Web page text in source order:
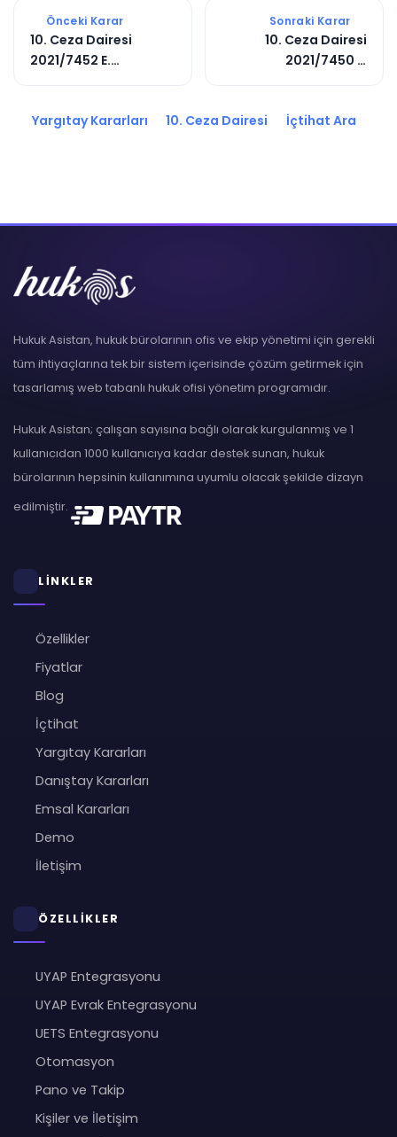
Önceki Karar
10. Ceza Dairesi
2021/7452 E.
Sonraki Karar
10. Ceza Dairesi
2021/7450 E.
Yargıtay Kararları 10. Ceza Dairesi İçtihat Ara
Hukuk Asistan, hukuk bürolarının ofis ve ekip yönetimi için gerekli
tüm ihtiyaçlarına tek bir sistem içerisinde çözüm getirmek için
tasarlamış web tabanlı hukuk ofisi yönetim programıdır.
Hukuk Asistan; çalışan sayısına bağlı olarak kurgulanmış ve 1
kullanıcıdan 1000 kullanıcıya kadar destek sunan, hukuk
bürolarının hepsinin kullanımına uyumlu olacak şekilde dizayn
edilmiştir.
LİNKLER
Özellikler
Fiyatlar
Blog
İçtihat
Yargıtay Kararları
Danıştay Kararları
Emsal Kararları
Demo
İletişim
ÖZELLİKLER
UYAP Entegrasyonu
UYAP Evrak Entegrasyonu
UETS Entegrasyonu
Otomasyon
Pano ve Takip
Kişiler ve İletişim